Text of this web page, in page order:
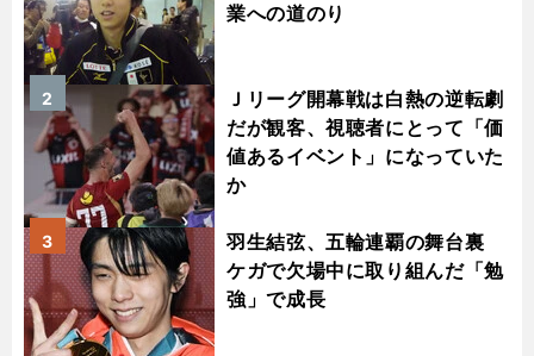
業への道のり
Ｊリーグ開幕戦は白熱の逆転劇
だが観客、視聴者にとって「価
値あるイベント」になっていた
か
2
羽生結弦、五輪連覇の舞台裏
ケガで欠場中に取り組んだ「勉
強」で成長
3